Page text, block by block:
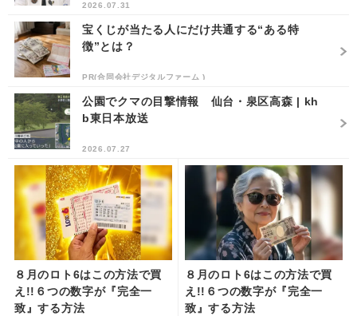
2026.07.31
宝くじが当たる人にだけ共通する“ある特
徴”とは？
PR(合同会社デジタルファーム )
公園でクマの目撃情報 仙台・泉区高森 | kh
b東日本放送
2026.07.27
８月のロト6はこの方法で買
え!!６つの数字が『完全一
致』する方法
８月のロト6はこの方法で買
え!!６つの数字が『完全一
致』する方法